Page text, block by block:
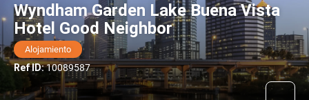
Wyndham Garden Lake Buena Vista
Hotel Good Neighbor
Alojamiento
Ref ID:10089587